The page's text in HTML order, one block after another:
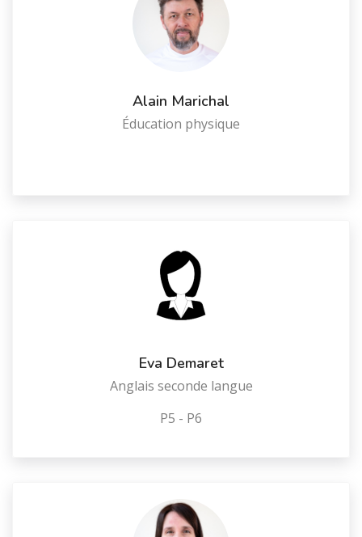
Alain Marichal
Éducation physique
Eva Demaret
Anglais seconde langue
P5 - P6